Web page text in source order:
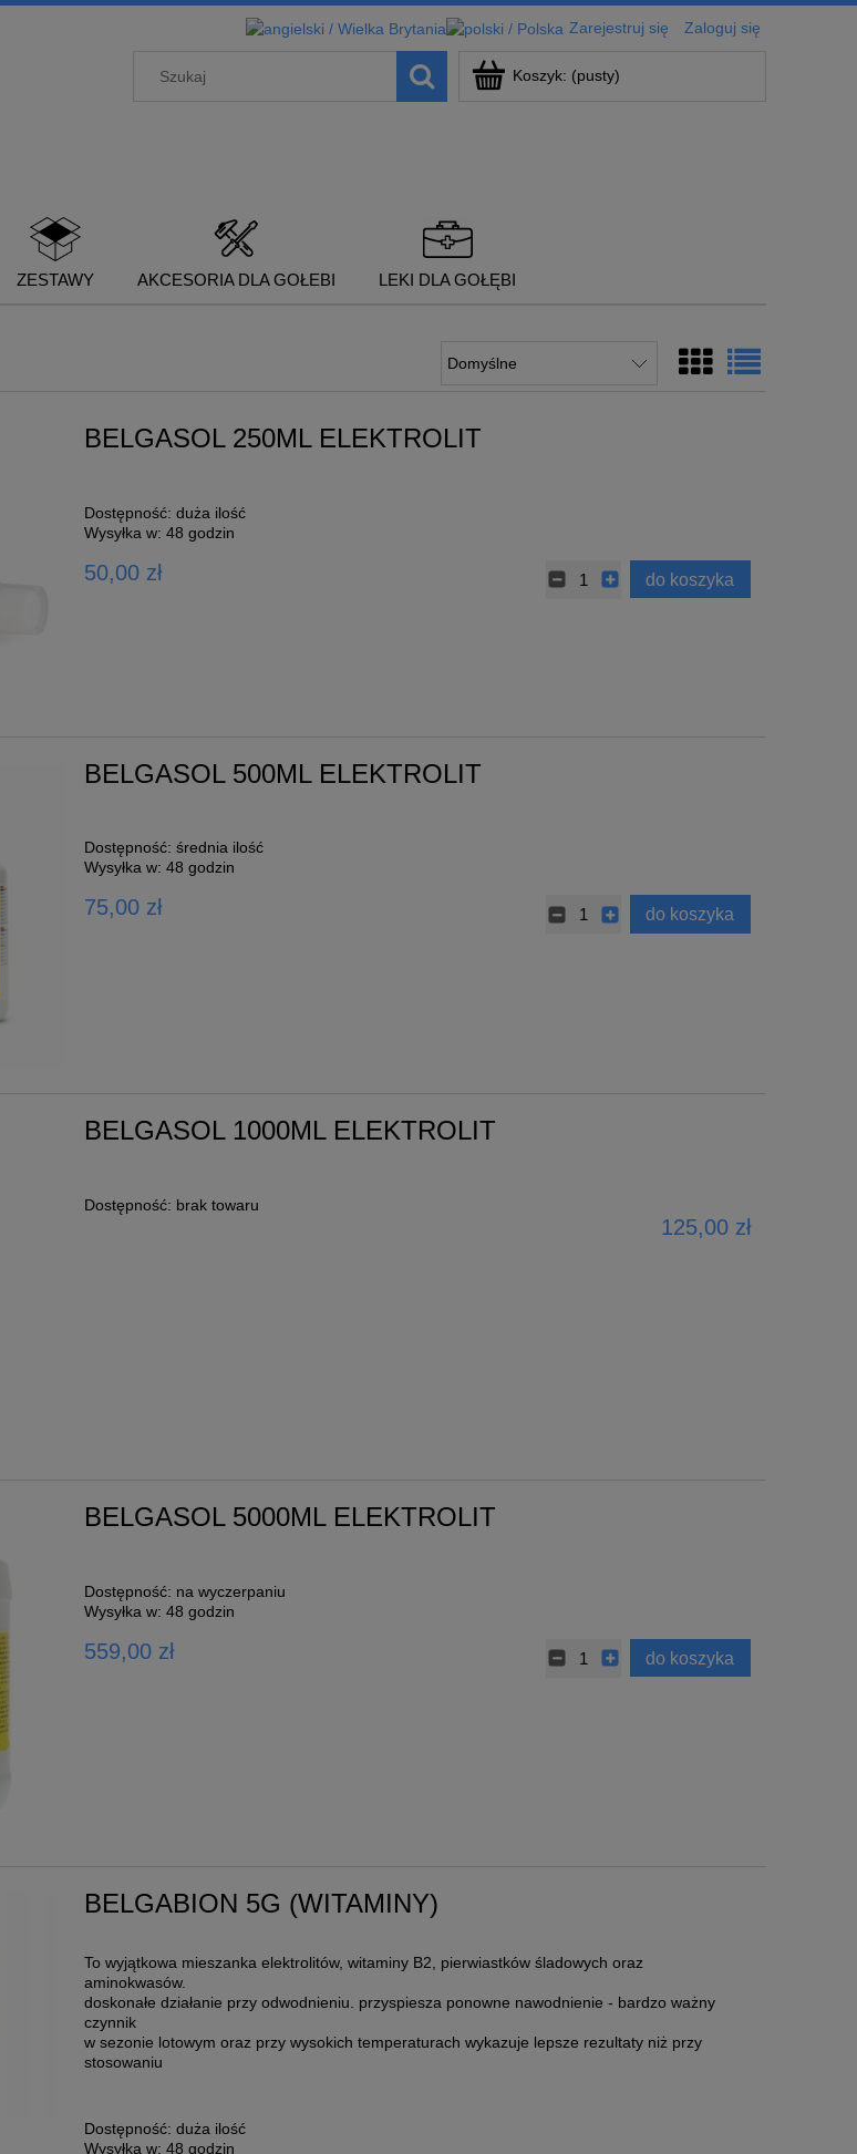
Zarejestruj się Zaloguj się
Koszyk: (pusty)
ZESTAWY AKCESORIA DLA GOŁEBI LEKI DLA GOŁĘBI
BELGASOL 250ML ELEKTROLIT
Dostępność: duża ilość
Wysyłka w: 48 godzin
50,00 zł do koszyka
BELGASOL 500ML ELEKTROLIT
Dostępność: średnia ilość
Wysyłka w: 48 godzin
75,00 zł do koszyka
BELGASOL 1000ML ELEKTROLIT
Dostępność: brak towaru
125,00 zł
BELGASOL 5000ML ELEKTROLIT
Dostępność: na wyczerpaniu
Wysyłka w: 48 godzin
559,00 zł do koszyka
BELGABION 5G (WITAMINY)
To wyjątkowa mieszanka elektrolitów, witaminy B2, pierwiastków śladowych oraz
aminokwasów.
doskonałe działanie przy odwodnieniu. przyspiesza ponowne nawodnienie - bardzo ważny
czynnik
w sezonie lotowym oraz przy wysokich temperaturach wykazuje lepsze rezultaty niż przy
stosowaniu
Dostępność: duża ilość
Wysyłka w: 48 godzin